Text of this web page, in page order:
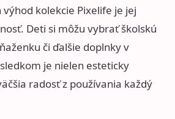
výhod kolekcie Pixelife je jej
Deti si môžu vybrať školskú
či ďalšie doplnky v
je nielen esteticky
radosť z používania každý